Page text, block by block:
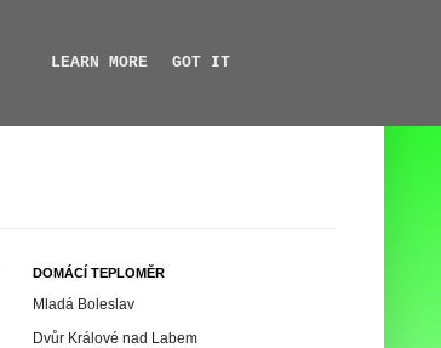
DOMÁCÍ TEPLOMĚR
Mladá Boleslav
Dvůr Králové nad Labem
LEARN MORE GOT IT